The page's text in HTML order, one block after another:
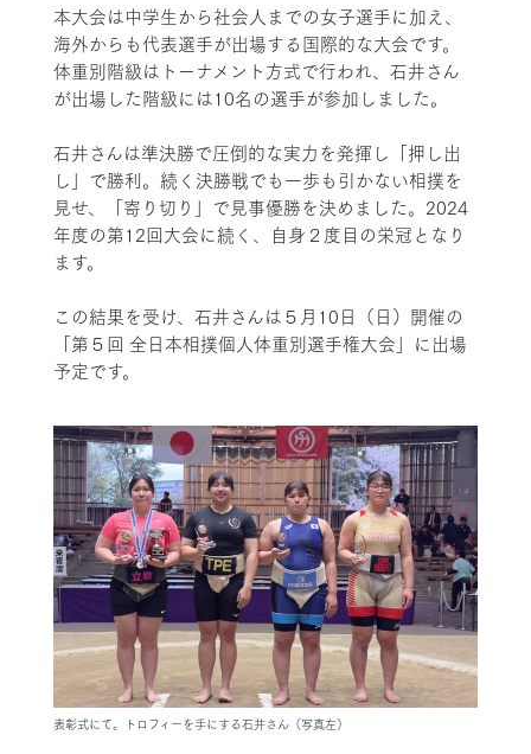
本大会は中学生から社会人までの女子選手に加え、
海外からも代表選手が出場する国際的な大会です。
体重別階級はトーナメント方式で行われ、石井さん
が出場した階級には10名の選手が参加しました。
石井さんは準決勝で圧倒的な実力を発揮し「押し出
し」で勝利。続く決勝戦でも一歩も引かない相撲を
見せ、「寄り切り」で見事優勝を決めました。2024
年度の第12回大会に続く、自身２度目の栄冠となり
ます。
この結果を受け、石井さんは５月10日（日）開催の
「第５回 全日本相撲個人体重別選手権大会」に出場
予定です。
表彰式にて。トロフィーを手にする石井さん（写真左）